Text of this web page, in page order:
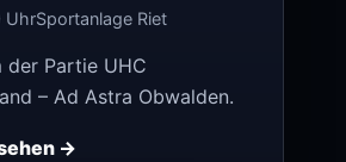
UhrSportanlage Riet
der Partie UHC
– Ad Astra Obwalden.
→